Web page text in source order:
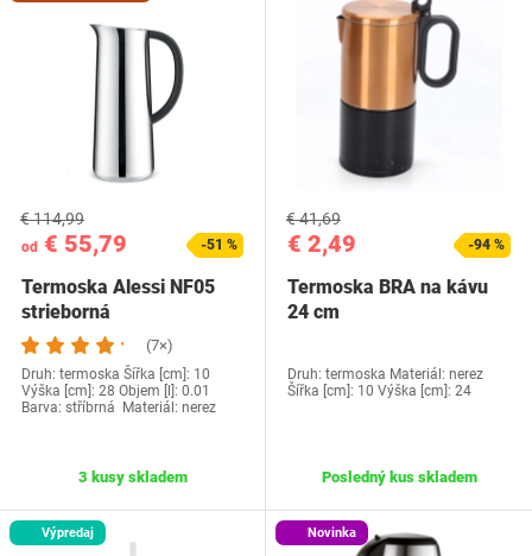
od € 55,79
€ 114,99
-51 %
Termoska Alessi NF05
strieborná
(7×)
Druh: termoska Šířka [cm]: 10
Výška [cm]: 28 Objem [l]: 0.01
Barva: stříbrná Materiál: nerez
3 kusy skladem
€ 2,49
€ 41,69
-94 %
Termoska BRA na kávu
24 cm
Druh: termoska Materiál: nerez
Šířka [cm]: 10 Výška [cm]: 24
Posledný kus skladem
Výpredaj Novinka